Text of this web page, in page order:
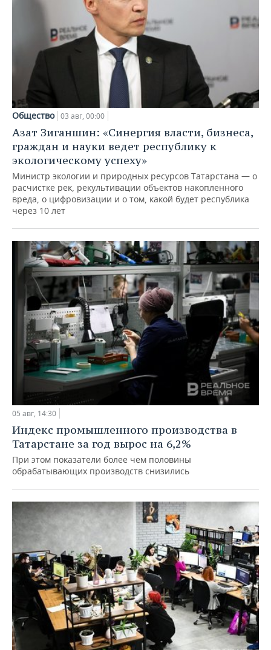
Общество 03 авг, 00:00
Азат Зиганшин: «Синергия власти, бизнеса,
граждан и науки ведет республику к
экологическому успеху»
Министр экологии и природных ресурсов Татарстана — о
расчистке рек, рекультивации объектов накопленного
вреда, о цифровизации и о том, какой будет республика
через 10 лет
05 авг, 14:30
Индекс промышленного производства в
Татарстане за год вырос на 6,2%
При этом показатели более чем половины
обрабатывающих производств снизились